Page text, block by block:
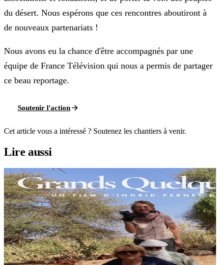
du désert. Nous espérons que ces rencontres aboutiront à
de nouveaux partenariats !
Nous avons eu la chance d'être accompagnés par une
équipe de France Télévision qui nous a permis de partager
ce beau reportage.
Soutenir l'action
Cet article vous a intéressé ? Soutenez les chantiers à venir.
Lire aussi